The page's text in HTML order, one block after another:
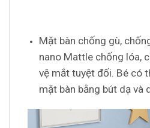
Mặt bàn chống gù,
nano Mattle chống lóa,
vệ mắt tuyệt đối. Bé có
mặt bàn bằng bút dạ và